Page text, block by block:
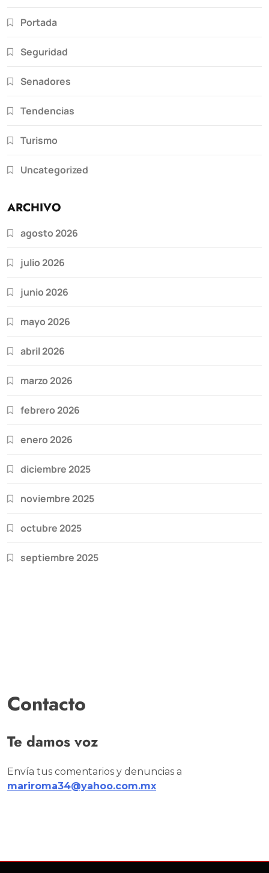
Portada
Seguridad
Senadores
Tendencias
Turismo
Uncategorized
ARCHIVO
agosto 2026
julio 2026
junio 2026
mayo 2026
abril 2026
marzo 2026
febrero 2026
enero 2026
diciembre 2025
noviembre 2025
octubre 2025
septiembre 2025
Contacto
Te damos voz
Envía tus comentarios y denuncias a
mariroma34@yahoo.com.mx